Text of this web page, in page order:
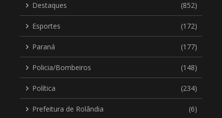
Destaques (852)
Esportes (172)
Paraná (177)
Policia/Bombeiros (148)
Política (234)
Prefeitura de Rolândia (6)